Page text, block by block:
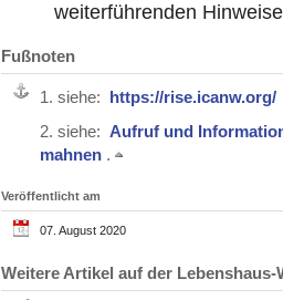
weiterführenden
Fußnoten
1. siehe: https://rise.icanw.org/
2. siehe: Aufruf und
mahnen .
Veröffentlicht am
07. August 2020
Weitere Artikel auf der